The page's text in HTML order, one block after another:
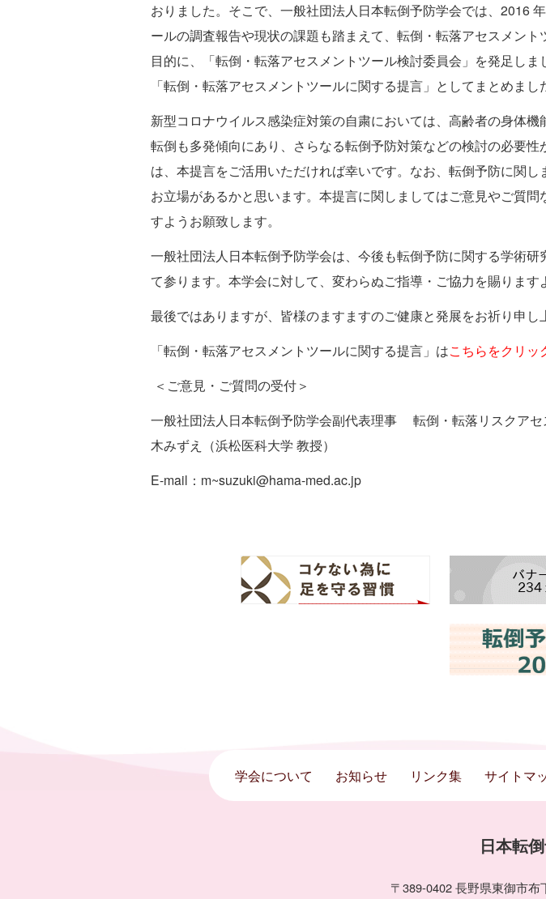
おりました。そこで、一般社団法人日本転倒予防学会では、2016
ールの調査報告や現状の課題も踏まえて、転倒・転落アセスメン
目的に、「転倒・転落アセスメントツール検討委員会」を発足し
「転倒・転落アセスメントツールに関する提言」としてまとめまし
新型コロナウイルス感染症対策の自粛においては、高齢者の身体
転倒も多発傾向にあり、さらなる転倒予防対策などの検討の必要
は、本提言をご活用いただければ幸いです。なお、転倒予防に関
お立場があるかと思います。本提言に関しましてはご意見やご質問
すようお願致します。
一般社団法人日本転倒予防学会は、今後も転倒予防に関する学術
て参ります。本学会に対して、変わらぬご指導・ご協力を賜ります
最後ではありますが、皆様のますますのご健康と発展をお祈り申
「転倒・転落アセスメントツールに関する提言」はこちらをクリッ
＜ご意見・ご質問の受付＞
一般社団法人日本転倒予防学会副代表理事 転倒・転落リスクア
木みずえ（浜松医科大学 教授）
E-mail：m~suzuki@hama-med.ac.jp
学会について お知らせ リンク集 サイトマ
日本転
〒389-0402 長野県東御市